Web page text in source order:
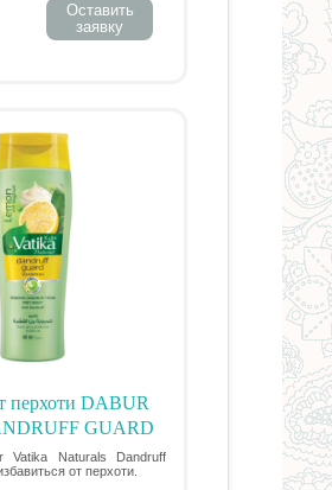
Оставить
заявку
DABUR
GUARD
200 МЛ.
Vatika Naturals Dandruff
от перхоти.